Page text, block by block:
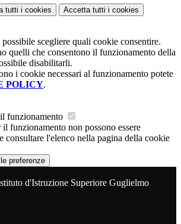
tutti i cookies Accetta tutti i cookies
possibile scegliere quali cookie consentire.
quelli che consentono il funzionamento della
disabilitarli.
i cookie necessari al funzionamento potete
POLICY.
funzionamento
funzionamento non possono essere
consultare l'elenco nella pagina della cookie
preferenze
d'Istruzione Superiore Guglielmo